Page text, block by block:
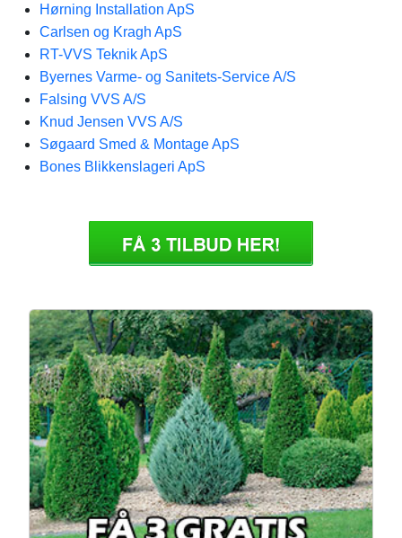
Hørning Installation ApS
Carlsen og Kragh ApS
RT-VVS Teknik ApS
Byernes Varme- og Sanitets-Service A/S
Falsing VVS A/S
Knud Jensen VVS A/S
Søgaard Smed & Montage ApS
Bones Blikkenslageri ApS